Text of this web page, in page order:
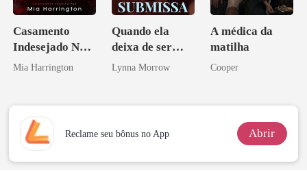
Casamento
Indesejado Na
Máfia
Mia Harrington
Quando ela
deixa de ser
submissa
Lynna Morrow
A médica da
matilha
Cooper
Reclame seu bônus no App Abrir